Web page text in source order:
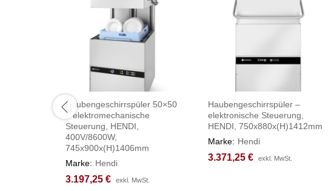
Haubengeschirrspüler 50×50
– elektromechanische
Steuerung, HENDI,
400V/8600W,
745x900x(H)1406mm
Marke: Hendi
3.197,25 € exkl. MwSt.
3.197,25 € exkl. MwSt.
Haubengeschirrspüler –
elektronische Steuerung,
HENDI, 750x880x(H)1412mm
Marke: Hendi
3.371,25 € exkl. MwSt.
3.371,25 € exkl. MwSt.